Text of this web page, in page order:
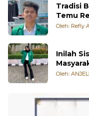
Tradisi
Temu
Oleh: Refly
Inilah
Oleh: